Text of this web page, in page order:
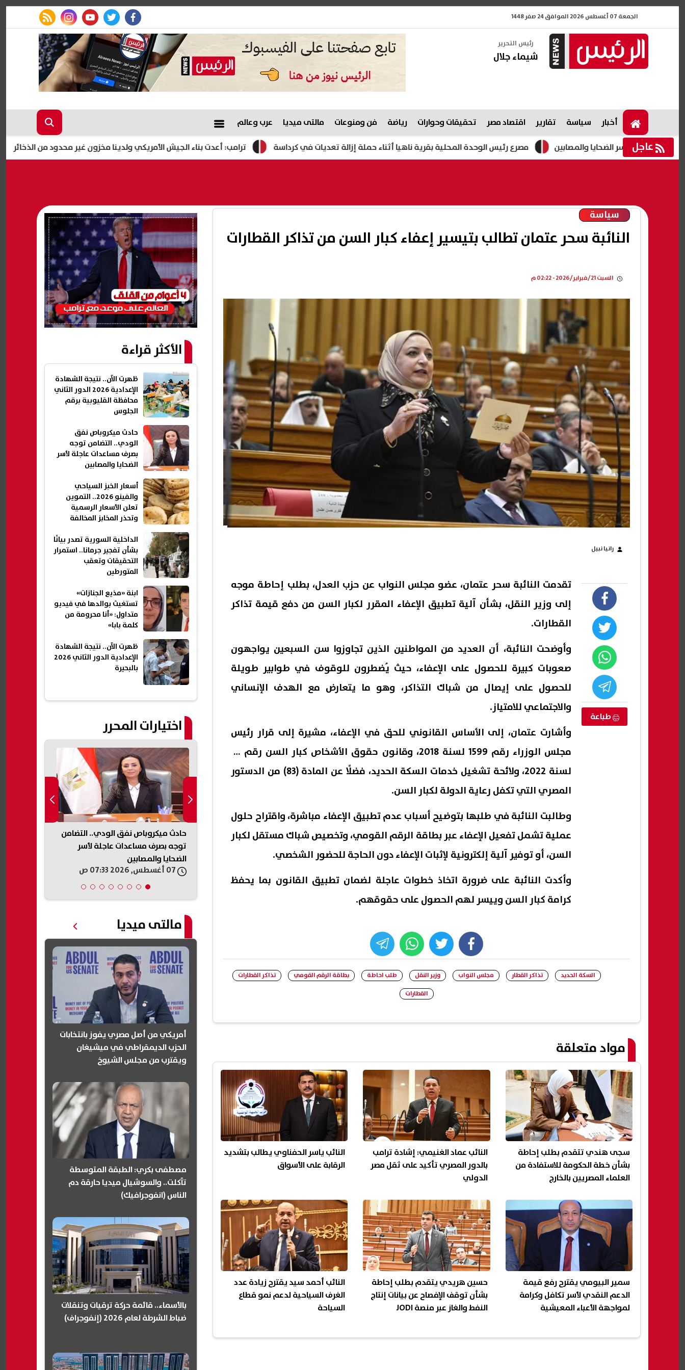
الجمعة 07 أغسطس 2026 الموافق 24 صفر 1448
facebook
twitter
youtube
instagram
rss feed
رئيس التحرير
شيماء جلال
أخبار سياسة تقارير اقتصاد مصر تحقيقات وحوارات رياضة فن ومنوعات مالتى ميديا عرب وعالم
عاجل إصابة 11 مدنيًا في هجوم للحوثيين على نجران.. والتحالف يتوعد بإجراءات رادعة ترامب: أعدت بناء الجيش الأمريكي ولدينا مخزون غير محدود من الذخائر مصرع رئيس الوحدة المحلية بقرية ناهيا أثناء حملة إزالة تعديات في كرداسة لأسر الضحايا والمصابين
سياسة
النائبة سحر عتمان تطالب بتيسير إعفاء كبار السن من تذاكر القطارات
السبت 21/فبراير/2026 - 02:22 م
رانيا نبيل
طباعة
تقدمت النائبة سحر عتمان، عضو مجلس النواب عن حزب العدل، بطلب إحاطة موجه
إلى وزير النقل، بشأن آلية تطبيق الإعفاء المقرر لكبار السن من دفع قيمة تذاكر
القطارات.
وأوضحت النائبة، أن العديد من المواطنين الذين تجاوزوا سن السبعين يواجهون
صعوبات كبيرة للحصول على الإعفاء، حيث يُضطرون للوقوف في طوابير طويلة
للحصول على إيصال من شباك التذاكر، وهو ما يتعارض مع الهدف الإنساني
والاجتماعي للامتياز.
وأشارت عتمان، إلى الأساس القانوني للحق في الإعفاء، مشيرة إلى قرار رئيس
مجلس الوزراء رقم 1599 لسنة 2018، وقانون حقوق الأشخاص كبار السن رقم 10
لسنة 2022، ولائحة تشغيل خدمات السكة الحديد، فضلًا عن المادة (83) من الدستور
المصري التي تكفل رعاية الدولة لكبار السن.
وطالبت النائبة في طلبها بتوضيح أسباب عدم تطبيق الإعفاء مباشرة، واقتراح حلول
عملية تشمل تفعيل الإعفاء عبر بطاقة الرقم القومي، وتخصيص شباك مستقل لكبار
السن، أو توفير آلية إلكترونية لإثبات الإعفاء دون الحاجة للحضور الشخصي.
وأكدت النائبة على ضرورة اتخاذ خطوات عاجلة لضمان تطبيق القانون بما يحفظ
كرامة كبار السن وييسر لهم الحصول على حقوقهم.
facebook
twitter
whats
السكة الحديد تذاكر القطار مجلس النواب وزير النقل طلب احاطة بطاقة الرقم القومي
تذاكر القطارات
القطارات
مواد متعلقة
سجى هندي تتقدم بطلب إحاطة
بشأن خطة الحكومة للاستفادة من
العلماء المصريين بالخارج
النائب عماد الغنيمي: إشادة ترامب
بالدور المصري تأكيد على ثقل مصر
الدولي
النائب ياسر الحفناوي يطالب بتشديد
الرقابة على الأسواق
سمير البيومي يقترح رفع قيمة
الدعم النقدي لأسر تكافل وكرامة
لمواجهة الأعباء المعيشية
حسين هريدي يتقدم بطلب إحاطة
بشأن توقف الإفصاح عن بيانات إنتاج
النفط والغاز عبر منصة JODI
النائب أحمد سيد يقترح زيادة عدد
الغرف السياحية لدعم نمو قطاع
السياحة
الأكثر قراءة
ظهرت الآن.. نتيجة الشهادة
الإعدادية 2026 الدور الثاني
محافظة القليوبية برقم
الجلوس
حادث ميكروباص نفق
الودي.. التضامن توجه
بصرف مساعدات عاجلة لأسر
الضحايا والمصابين
أسعار الخبز السياحي
والفينو 2026.. التموين
تعلن الأسعار الرسمية
وتحذر المخابز المخالفة
الداخلية السورية تصدر بيانًا
بشأن تفجير جرمانا.. استمرار
التحقيقات وتعقب
المتورطين
ابنة «مذيع الجنازات»
تستغيث بوالدها في فيديو
متداول: «أنا محرومة من
كلمة بابا»
ظهرت الآن.. نتيجة الشهادة
الإعدادية الدور الثاني 2026
بالبحيرة
اختيارات المحرر
تفاعل واسع مع استغاثة أب يبحث عن
أسرة لرعاية ابنته ومساعدتها على
استكمال تعليمها
إعلام إسرائيلي: تل أبيب تواجه
وتبحث فرض قيود جديدة
إصابة 11 مدنيًا في هجوم للحوثيين
رادعة
حادث ميكروباص نفق الودي.. التضامن
توجه بصرف مساعدات عاجلة لأسر
الضحايا والمصابين
مالتى ميديا
أمريكي من أصل مصري يفوز بانتخابات
الحزب الديمقراطي في ميشيغان
ويقترب من مجلس الشيوخ
مصطفى بكري: الطبقة المتوسطة
تآكلت.. والسوشيال ميديا حارقة دم
الناس (انفوجرافيك)
بالأسماء.. قائمة حركة ترقيات وتنقلات
ضباط الشرطة لعام 2026 (إنفوجراف)